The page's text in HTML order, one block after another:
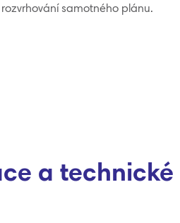
samotného plánu.
a technické